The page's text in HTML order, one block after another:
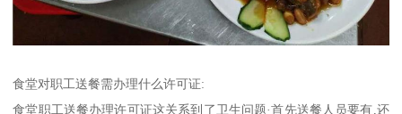
食堂对职工送餐需办理什么许可证:
食堂职工送餐办理许可证这关系到了卫生问题·首先送餐人员要有,还